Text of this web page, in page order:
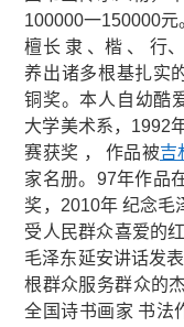
100000一150000元
檀长 隶 、楷 、 行
养出诸多根基扎实
铜奖。本人自幼酷
大学美术系，1992
赛获奖 ， 作品被吉
家名册。97年作品
奖，2010年 纪念毛
受人民群众喜爱的
毛泽东延安讲话发
根群众服务群众的
全国诗书画家 书法